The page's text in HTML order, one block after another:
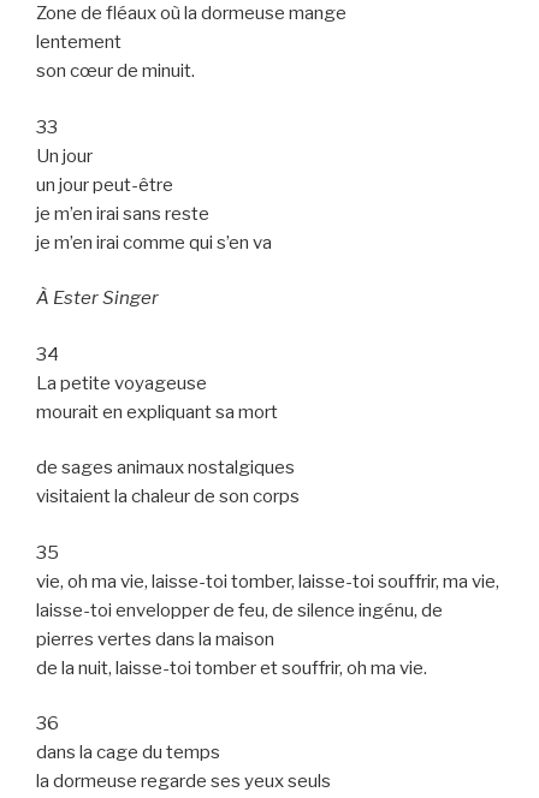
Zone de fléaux où la dormeuse mange
lentement
son cœur de minuit.
33
Un jour
un jour peut-être
je m’en irai sans reste
je m’en irai comme qui s’en va
À Ester Singer
34
La petite voyageuse
mourait en expliquant sa mort
de sages animaux nostalgiques
visitaient la chaleur de son corps
35
vie, oh ma vie, laisse-toi tomber, laisse-toi souffrir, ma vie,
laisse-toi envelopper de feu, de silence ingénu, de
pierres vertes dans la maison
de la nuit, laisse-toi tomber et souffrir, oh ma vie.
36
dans la cage du temps
la dormeuse regarde ses yeux seuls